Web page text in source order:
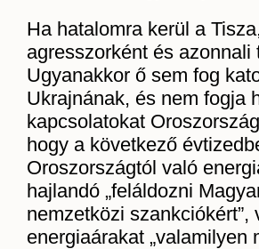
Ha hatalomra kerül a
agresszorként és
Ugyanakkor ő sem fog
Ukrajnának, és nem fogja
kapcsolatokat
hogy a következő
Oroszországtól való
hajlandó „feláldozni
nemzetközi
energiaárakat „valamilyen